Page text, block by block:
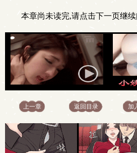
本章尚未读完,请点击下一页继
上一章 返回目录 加